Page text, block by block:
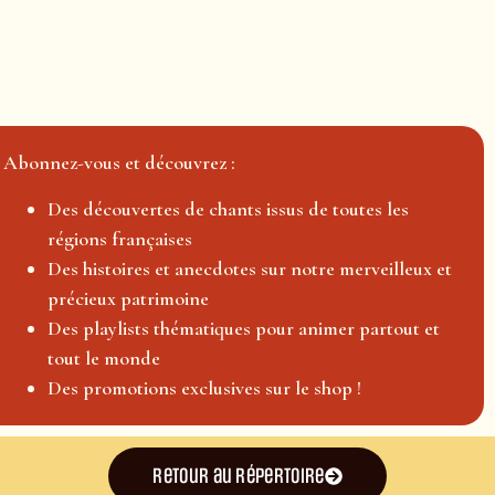
Abonnez-vous et découvrez :
Des découvertes de chants issus de toutes les
régions françaises
Des histoires et anecdotes sur notre merveilleux et
précieux patrimoine
Des playlists thématiques pour animer partout et
tout le monde
Des promotions exclusives sur le shop !
Retour au répertoire